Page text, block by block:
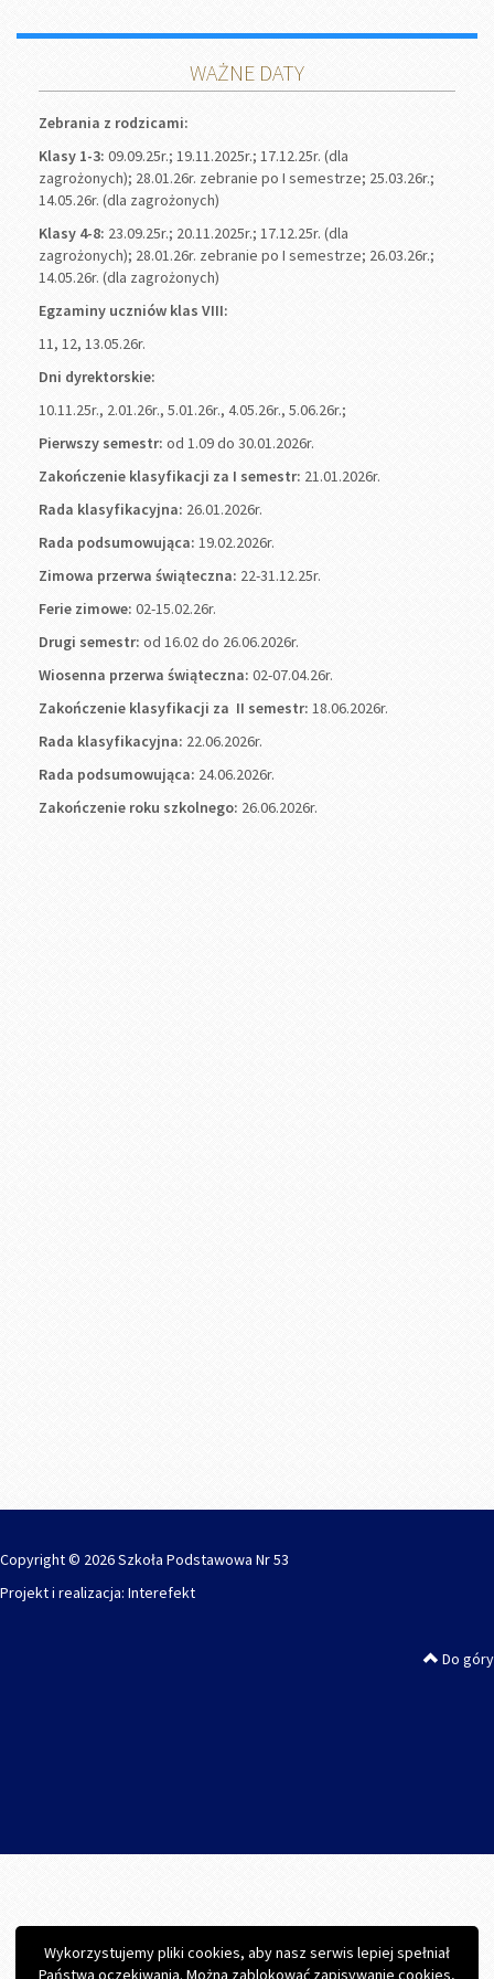
Wykorzystujemy pliki cookies, aby nasz serwis lepiej spełniał
WAŻNE DATY
Zebrania z rodzicami:
Klasy 1-3: 09.09.25r.; 19.11.2025r.; 17.12.25r. (dla
zagrożonych); 28.01.26r. zebranie po I semestrze; 25.03.26r.;
14.05.26r. (dla zagrożonych)
Klasy 4-8: 23.09.25r.; 20.11.2025r.; 17.12.25r. (dla
zagrożonych); 28.01.26r. zebranie po I semestrze; 26.03.26r.;
14.05.26r. (dla zagrożonych)
Egzaminy uczniów klas VIII:
11, 12, 13.05.26r.
Dni dyrektorskie:
10.11.25r., 2.01.26r., 5.01.26r., 4.05.26r., 5.06.26r.;
Pierwszy semestr: od 1.09 do 30.01.2026r.
Zakończenie klasyfikacji za I semestr: 21.01.2026r.
Rada klasyfikacyjna: 26.01.2026r.
Rada podsumowująca: 19.02.2026r.
Zimowa przerwa świąteczna: 22-31.12.25r.
Ferie zimowe: 02-15.02.26r.
Drugi semestr: od 16.02 do 26.06.2026r.
Wiosenna przerwa świąteczna: 02-07.04.26r.
Zakończenie klasyfikacji za II semestr: 18.06.2026r.
Rada klasyfikacyjna: 22.06.2026r.
Rada podsumowująca: 24.06.2026r.
Zakończenie roku szkolnego: 26.06.2026r.
Copyright © 2026 Szkoła Podstawowa Nr 53
Projekt i realizacja: Interefekt
Do góry